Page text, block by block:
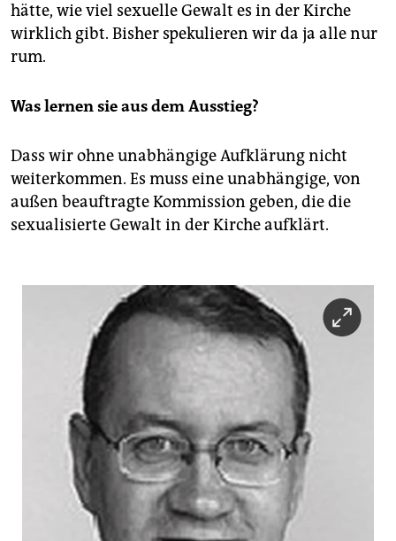
hätte, wie viel sexuelle Gewalt es in der Kirche
wirklich gibt. Bisher spekulieren wir da ja alle nur
rum.
Was lernen sie aus dem Ausstieg?
Dass wir ohne unabhängige Aufklärung nicht
weiterkommen. Es muss eine unabhängige, von
außen beauftragte Kommission geben, die die
sexualisierte Gewalt in der Kirche aufklärt.